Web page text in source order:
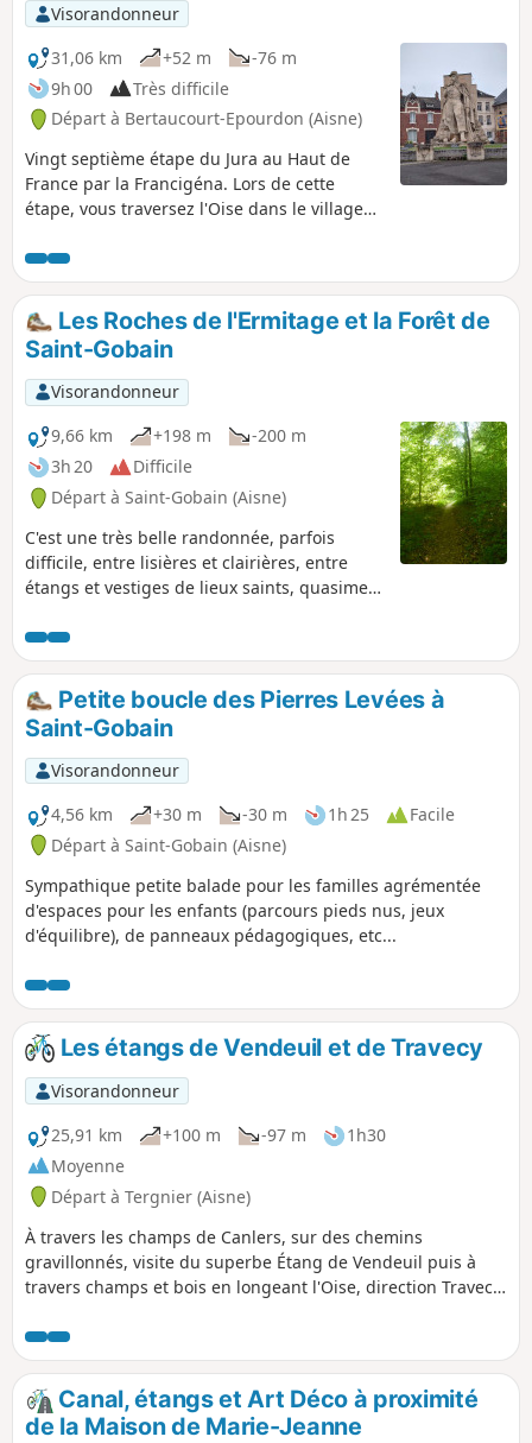
Visorandonneur
31,06 km
+52 m
-76 m
9h 00
Très difficile
Départ à Bertaucourt-Epourdon (Aisne)
Vingt septième étape du Jura au Haut de
France par la Francigéna. Lors de cette
étape, vous traversez l'Oise dans le village
Canal de la Sambre à l'Oise pour arriver à
Tergnier où l’Art déco est omniprésent. Ses
exemples plus représentatifs sont la Place
Carnégie (classée monument historique),
l’hôtel de Ville et l’église de Fargniers. En
longeant le Canal de Saint-Quentin, vous
parvenez rapidement à Clastres, où vous
pouvez observer l’Église Saint-Sulpice de
couleur claire, en briques et en béton, un
ancien puits public et une frange
d’éoliennes à l’horizon. Enfin vous poursuivez
votre chemin jusque Seraucourt-le-Grand,
charmant village de la région Picardie en
bordure de la Somme, où vous pouvez
Les Roches de l'Ermitage et la Forêt de
Saint-Gobain
Visorandonneur
9,66 km
+198 m
-200 m
3h 20
Difficile
Départ à Saint-Gobain (Aisne)
C'est une très belle randonnée, parfois
difficile, entre lisières et clairières, entre
étangs et vestiges de lieux saints, quasiment
parsemée de chênes aux noms évocateurs :
chênes de l'Europe, des Trois-Fillettes…
Petite boucle des Pierres Levées à
Saint-Gobain
Visorandonneur
4,56 km
+30 m -30 m 1h 25
Facile
Départ à Saint-Gobain (Aisne)
Sympathique petite balade pour les familles agrémentée
d'espaces pour les enfants (parcours pieds nus, jeux
d'équilibre), de panneaux pédagogiques, etc...
Les étangs de Vendeuil et de Travecy
Visorandonneur
25,91 km
+100 m -97 m
1h30
Moyenne
Départ à Tergnier (Aisne)
À travers les champs de Canlers, sur des chemins
gravillonnés, visite du superbe Étang de Vendeuil puis à
travers champs et bois en longeant l'Oise, direction Travecy
champs de Canlers en utilisant un autre parcours qu'à
l'aller.
Canal, étangs et Art Déco à proximité
de la Maison de Marie-Jeanne